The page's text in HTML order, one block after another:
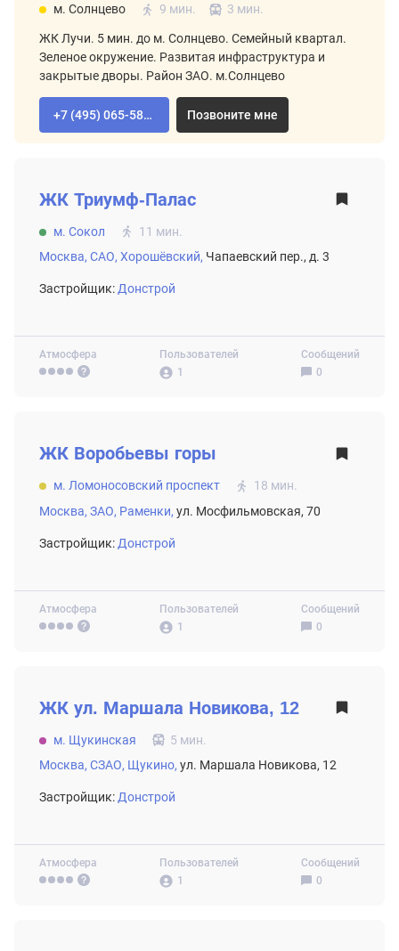
м. Солнцево 9 мин. 3 мин.
ЖК Лучи. 5 мин. до м. Солнцево. Семейный квартал.
Зеленое окружение. Развитая инфраструктура и
закрытые дворы. Район ЗАО. м.Солнцево
+7 (495) 065-58-92 Позвоните мне
ВТОРИЧНЫЙ РЫНОК
Атмосфера
Пользователей
1
Сообщений
0
ЖК Триумф-Палас
м. Сокол
11 мин.
Москва, САО, Хорошёвский, Чапаевский пер., д. 3
Застройщик:Донстрой
ВТОРИЧНЫЙ РЫНОК
Атмосфера
Пользователей
1
Сообщений
0
ЖК Воробьевы горы
м. Ломоносовский проспект
18 мин.
Москва, ЗАО, Раменки, ул. Мосфильмовская, 70
Застройщик: Донстрой
Атмосфера
Пользователей
1
Сообщений
0
ЖК ул. Маршала Новикова, 12
м. Щукинская
5 мин.
Москва, СЗАО, Щукино, ул. Маршала Новикова, 12
Застройщик:Донстрой